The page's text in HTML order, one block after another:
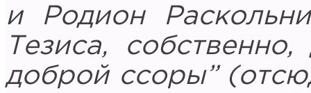
и Родион
Тезиса,
доброй ссоры”